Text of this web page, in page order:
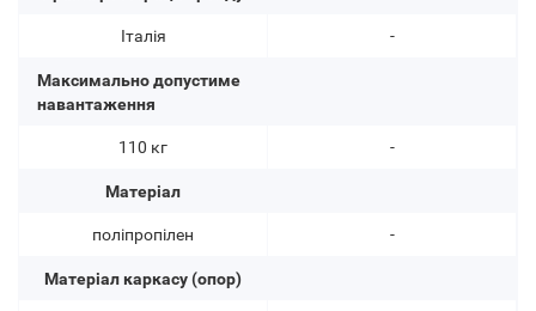
Італія
Максимально допустиме
навантаження
110 кг
Матеріал
поліпропілен
Матеріал каркасу (опор)
-
-
-